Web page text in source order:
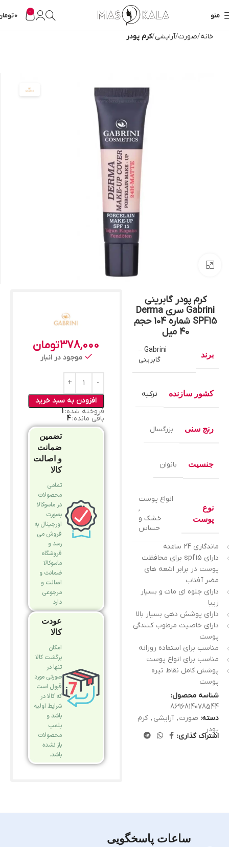
منو 0
0
خانه صورت آرایشی کرم پودر
کرم پودر گابرینی
Gabrini سری Derma
SPF15 شماره 104 حجم
40 میل
برند
Gabrini –
گابرینی
کشور سازنده ترکیه
رنج سنی بزرگسال
جنسیت بانوان
نوع
پوست
انواع پوست
,
خشک و
حساس
ماندگاری 24 ساعته
دارای spf15 برای محافظت
پوست در برابر اشعه های
مضر آفتاب
دارای جلوه ای مات و بسیار
زیبا
دارای پوشش دهی بسیار بالا
دارای خاصیت مرطوب کنندگی
پوست
مناسب برای استفاده روزانه
مناسب برای انواع پوست
پوشش کامل نقاط تیره
پوست
شناسه محصول:
8696814078544
دسته: صورت, آرایشی , کرم
پودر
اشتراک گذاری:
378,000تومان
موجود در انبار
افزودن به سبد خرید
فروخته شده: 1
باقی مانده: 4
تضمین
ضمانت
و اصالت
کالا
تمامی
محصولات
در ماسوکالا
بصورت
اورجینال به
فروش می
رسد و
فروشگاه
ماسوکالا
ضمانت و
اصالت و
مرجوعی
دارد
عودت
کالا
امکان
برگشت کالا
تنها در
صورتی مورد
قبول است
که کالا در
شرایط اولیه
باشد و
پلمپ
محصولات
باز نشده
باشد.
ساعات پاسخگویی